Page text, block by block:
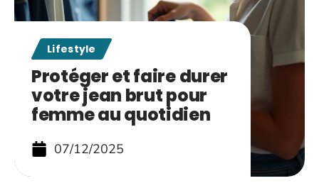
Lifestyle
Protéger et faire durer
votre jean brut pour
femme au quotidien
07/12/2025